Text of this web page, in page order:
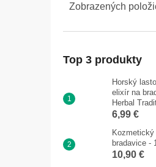
Zobrazených
Top 3 produkty
Horský
elixír na
Herbal
6,99 €
Kozmetický
bradavice -
10,90 €